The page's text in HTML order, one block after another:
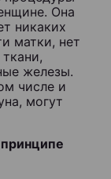
Она
никаких
матки, нет
железы.
числе и
могут